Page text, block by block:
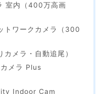
室内（400万高画
ワークカメラ（300
メラ・自動追尾）
メラ Plus
Indoor Cam